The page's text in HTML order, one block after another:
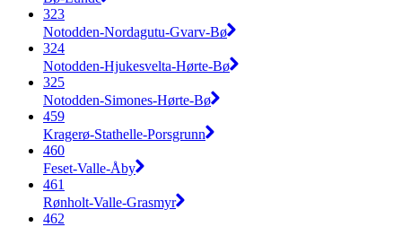
323
Notodden-Nordagutu-Gvarv-Bø
324
Notodden-Hjukesvelta-Hørte-Bø
325
Notodden-Simones-Hørte-Bø
459
Kragerø-Stathelle-Porsgrunn
460
Feset-Valle-Åby
461
Rønholt-Valle-Grasmyr
462